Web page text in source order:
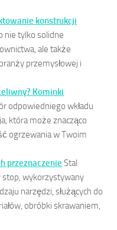
konstrukcji
nie tylko solidne
ale także
przemysłowej i
Kominki
odpowiedniego wkładu
która może znacząco
ogrzewania w Twoim
przeznaczenie Stal
stop, wykorzystywany
narzędzi, służących do
obróbki skrawaniem,